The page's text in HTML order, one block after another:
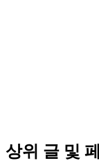
상위 글 및